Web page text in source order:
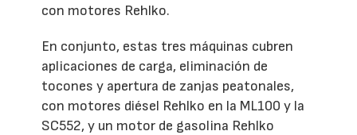
con motores Rehlko.
En conjunto, estas tres máquinas cubren
aplicaciones de carga, eliminación de
tocones y apertura de zanjas peatonales,
con motores diésel Rehlko en la ML100 y la
SC552, y un motor de gasolina Rehlko